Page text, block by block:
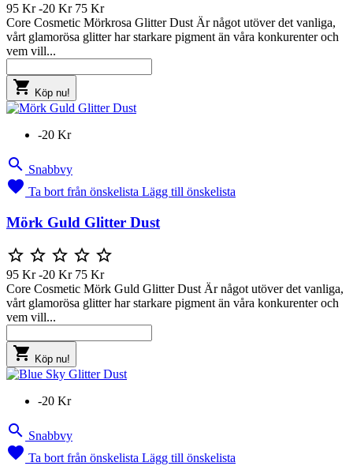
95 Kr -20 Kr 75 Kr
Core Cosmetic Mörkrosa Glitter Dust Är något utöver det vanliga,
vårt glamorösa glitter har starkare pigment än våra konkurenter och
vem vill...
 Köp nu!
-20 Kr
 Snabbvy
 Ta bort från önskelista Lägg till önskelista
Mörk Guld Glitter Dust
    
95 Kr -20 Kr 75 Kr
Core Cosmetic Mörk Guld Glitter Dust Är något utöver det vanliga,
vårt glamorösa glitter har starkare pigment än våra konkurenter och
vem vill...
 Köp nu!
-20 Kr
 Snabbvy
 Ta bort från önskelista Lägg till önskelista